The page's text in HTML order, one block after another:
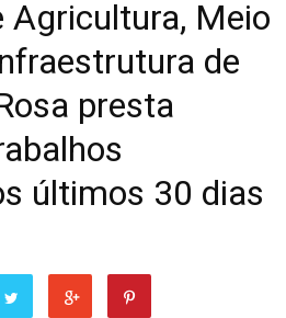
Agricultura, Meio
de
presta
últimos 30 dias